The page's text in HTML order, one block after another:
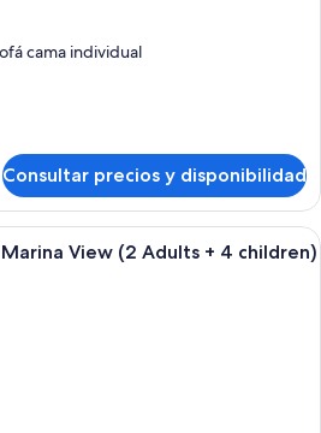
cama individual
Consultar precios y disponibilidad
Una sala moderna con un sofá azul,
View (2 Adults + 4 children)